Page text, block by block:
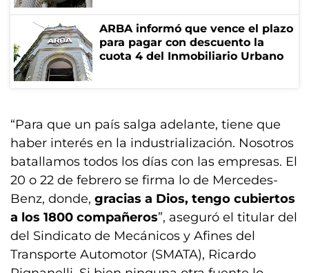
ARBA informó que vence el plazo
para pagar con descuento la
cuota 4 del Inmobiliario Urbano
“Para que un país salga adelante, tiene que
haber interés en la industrialización. Nosotros
batallamos todos los días con las empresas. El
20 o 22 de febrero se firma lo de Mercedes-
Benz, donde, gracias a Dios, tengo cubiertos
a los 1800 compañeros”, aseguró el titular del
del Sindicato de Mecánicos y Afines del
Transporte Automotor (SMATA), Ricardo